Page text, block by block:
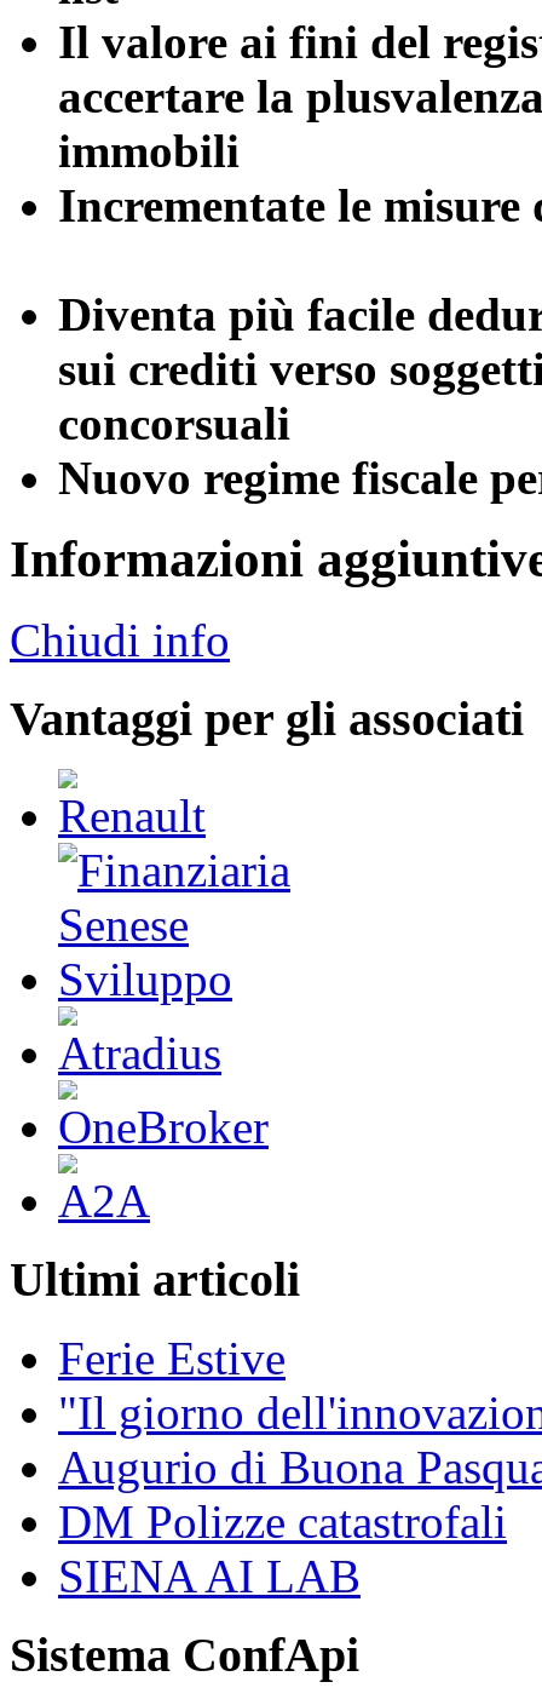
Il valore ai fini del
accertare la
immobili
Incrementate le misure
Diventa più facile
sui crediti verso
concorsuali
Nuovo regime fiscale
Informazioni
Chiudi info
Vantaggi per gli associati
Ultimi articoli
Ferie Estive
"Il giorno
Augurio di Buona
DM Polizze catastrofali
SIENA AI LAB
Sistema ConfApi